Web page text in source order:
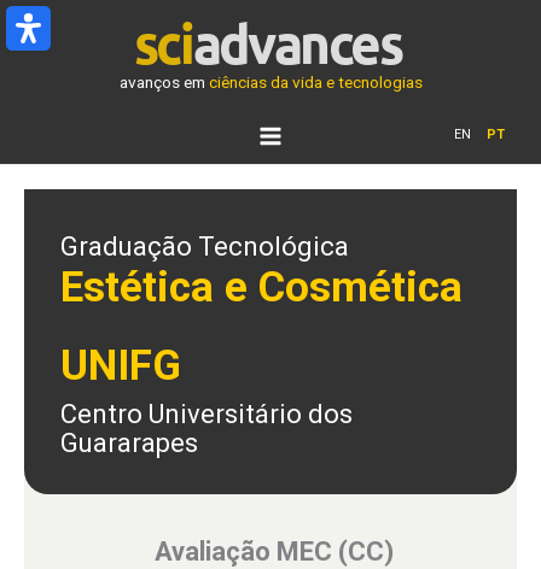
Ir
para
avanços em ciências da vida e tecnologias
EN PT
Graduação Tecnológica
Estética e Cosmética
UNIFG
Centro Universitário dos
Guararapes
Avaliação MEC (CC)